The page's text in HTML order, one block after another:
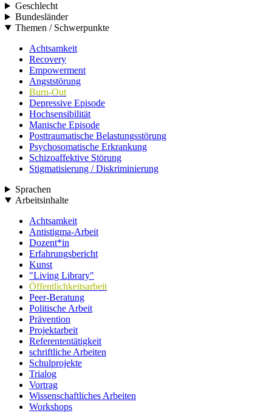
Geschlecht
Bundesländer
Themen / Schwerpunkte
Achtsamkeit
Recovery
Empowerment
Angststörung
Burn-Out
Depressive Episode
Hochsensibilität
Manische Episode
Posttraumatische Belastungsstörung
Psychosomatische Erkrankung
Schizoaffektive Störung
Stigmatisierung / Diskriminierung
Sprachen
Arbeitsinhalte
Achtsamkeit
Antistigma-Arbeit
Dozent*in
Erfahrungsbericht
Kunst
"Living Library"
Öffentlichkeitsarbeit
Peer-Beratung
Politische Arbeit
Prävention
Projektarbeit
Referententätigkeit
schriftliche Arbeiten
Schulprojekte
Trialog
Vortrag
Wissenschaftliches Arbeiten
Workshops